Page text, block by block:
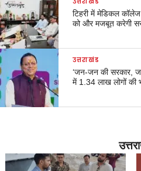
टिहरी में मेडिकल
को और मजबूत करेगी
उत्तराखंड
‘जन-जन की सरकार,
में 1.34 लाख लोगों की